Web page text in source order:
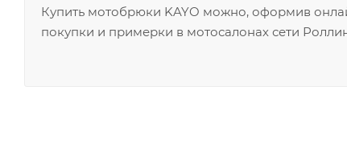
Купить мотобрюки KAYO можно, оформив
покупки и примерки в мотосалонах сети